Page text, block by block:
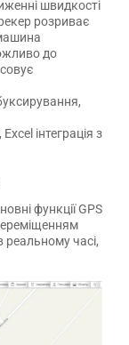
швидкості
розриває
до
інтеграція з
функції GPS
реальному часі,